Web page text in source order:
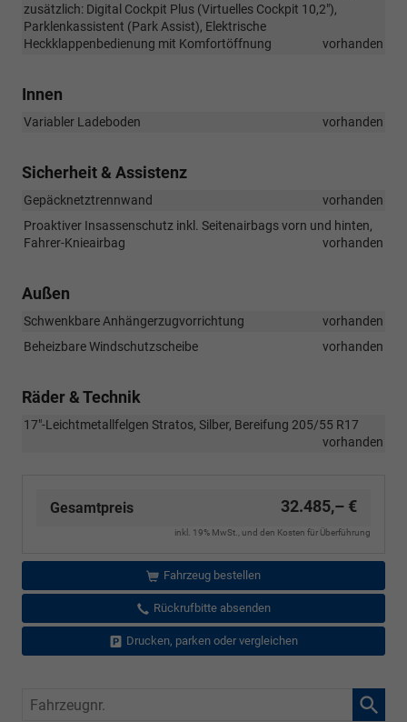
zusätzlich: Digital Cockpit Plus (Virtuelles Cockpit 10,2"),
Parklenkassistent (Park Assist), Elektrische
Heckklappenbedienung mit Komfortöffnung
vorhanden
Innen
Variabler Ladeboden vorhanden
Sicherheit & Assistenz
Gepäcknetztrennwand
vorhanden
Proaktiver Insassenschutz inkl. Seitenairbags vorn und hinten,
Fahrer-Knieairbag
vorhanden
Außen
Schwenkbare Anhängerzugvorrichtung
vorhanden
Beheizbare Windschutzscheibe
vorhanden
Räder & Technik
17"-Leichtmetallfelgen Stratos, Silber, Bereifung 205/55 R17
vorhanden
Gesamtpreis 32.485,– €
inkl. 19% MwSt., und den Kosten für Überführung
Fahrzeug bestellen
Rückrufbitte absenden
Drucken, parken oder vergleichen
Fahrzeugnr.